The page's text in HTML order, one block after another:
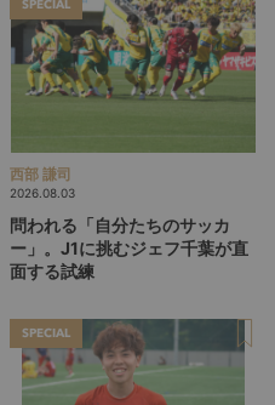
SPECIAL
西部 謙司
2026.08.03
問われる「自分たちのサッカ
ー」。J1に挑むジェフ千葉が直
面する試練
SPECIAL